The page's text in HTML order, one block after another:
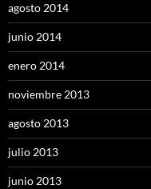
agosto 2014
junio 2014
enero 2014
noviembre 2013
agosto 2013
julio 2013
junio 2013